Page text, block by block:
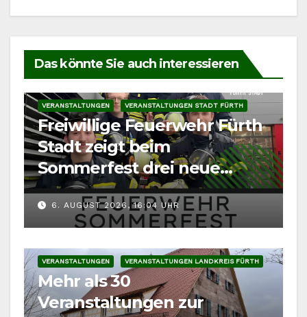
Das könnte Sie auch interessieren
VERANSTALTUNGEN VERANSTALTUNGEN STADT FÜRTH
Freiwillige Feuerwehr Fürth
Stadt zeigt beim
Sommerfest drei neue
Fahrzeuge
6. AUGUST 2026, 16:04 UHR
VERANSTALTUNGEN VERANSTALTUNGEN LANDKREIS FÜRTH
Mehr als 30
Veranstaltungen zur